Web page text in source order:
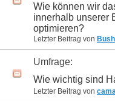
Wie können wir
innerhalb unserer
optimieren?
Letzter Beitrag von
Umfrage:
Wie wichtig sind
Letzter Beitrag von